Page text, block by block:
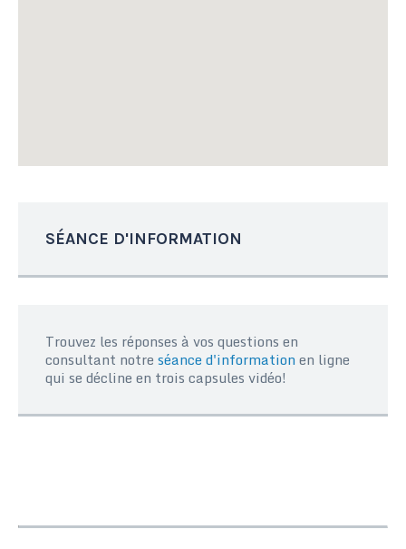
SÉANCE D'INFORMATION
Trouvez les réponses à vos questions en
consultant notre séance d'information en ligne
qui se décline en trois capsules vidéo!